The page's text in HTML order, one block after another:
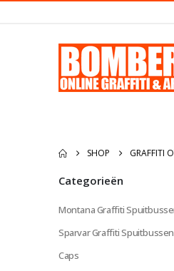
SHOP GRAFFITI
Categorieën
Montana Graffiti
Sparvar Graffiti Spuitbussen
Caps